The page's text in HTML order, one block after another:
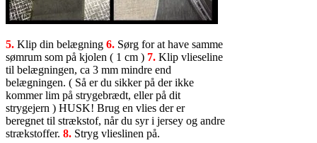
5. Klip din belægning 6. Sørg for at have samme
sømrum som på kjolen ( 1 cm ) 7. Klip vlieseline
til belægningen, ca 3 mm mindre end
belægningen. ( Så er du sikker på der ikke
kommer lim på strygebrædt, eller på dit
strygejern ) HUSK! Brug en vlies der er
beregnet til strækstof, når du syr i jersey og andre
strækstoffer. 8. Stryg vlieslinen på.